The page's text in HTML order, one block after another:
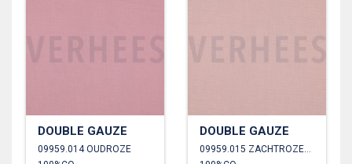
DOUBLE GAUZE
09959.014 OUDROZE
DOUBLE GAUZE
09959.015 ZACHTROZE/OUDROZE